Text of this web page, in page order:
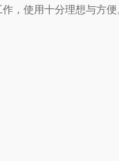
，使用十分理想与方便